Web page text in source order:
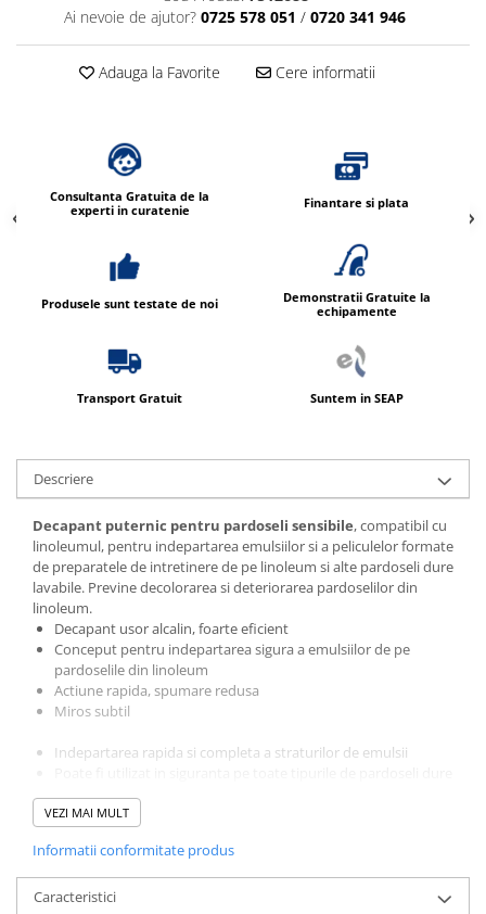
Ai nevoie de ajutor? 0725 578 051 / 0720 341 946
Adauga la Favorite Cere informatii
Consultanta Gratuita de la
experti in curatenie
Finantare si plata
Produsele sunt testate de noi
Demonstratii Gratuite la
echipamente
Transport Gratuit Suntem in SEAP
Descriere
Decapant puternic pentru pardoseli sensibile, compatibil cu
linoleumul, pentru indepartarea emulsiilor si a peliculelor formate
de preparatele de intretinere de pe linoleum si alte pardoseli dure
lavabile. Previne decolorarea si deteriorarea pardoselilor din
linoleum.
Decapant usor alcalin, foarte eficient
Conceput pentru indepartarea sigura a emulsiilor de pe
pardoselile din linoleum
Actiune rapida, spumare redusa
Miros subtil
Indepartarea rapida si completa a straturilor de emulsii
lavabile, in special pe linoleum si pe piatra cu continut de
calciu (de exemplu, pardoseli din marmura)
Usor parfumat, pentru o utilizare placuta
VEZI MAI MULT
Informatii conformitate produs
Caracteristici